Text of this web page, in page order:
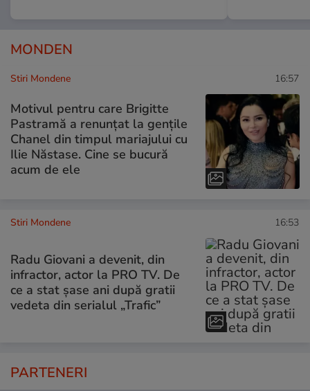
MONDEN
Stiri Mondene 16:57
Motivul pentru care Brigitte
Pastramă a renunțat la gențile
Chanel din timpul mariajului cu
Ilie Năstase. Cine se bucură
acum de ele
Stiri Mondene 16:53
Radu Giovani a devenit, din
infractor, actor la PRO TV. De
ce a stat șase ani după gratii
vedeta din serialul „Trafic”
PARTENERI